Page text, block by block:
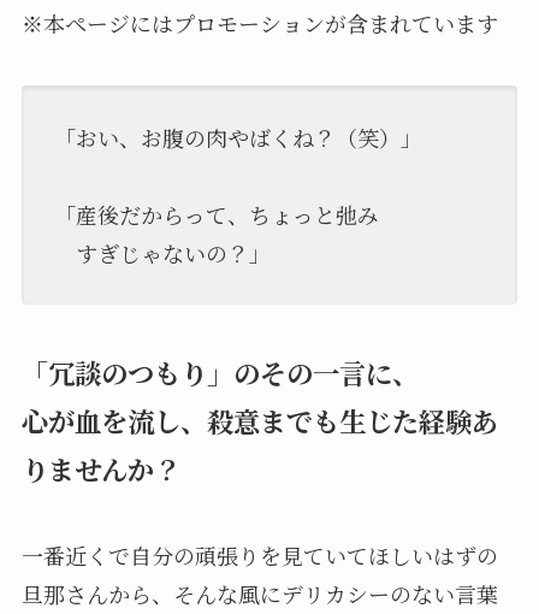
※本ページにはプロモーションが含まれています
「おい、お腹の肉やばくね？（笑）」
「産後だからって、ちょっと弛み
すぎじゃないの？」
「冗談のつもり」のその一言に、
心が血を流し、殺意までも生じた経験あ
りませんか？
一番近くで自分の頑張りを見ていてほしいはずの
旦那さんから、そんな風にデリカシーのない言葉